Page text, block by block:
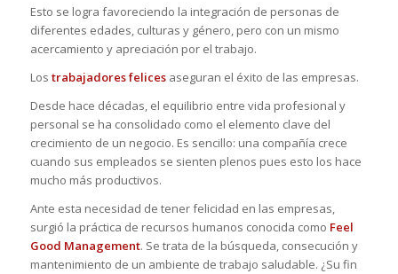
Esto se logra favoreciendo la integración de personas de
diferentes edades, culturas y género, pero con un mismo
acercamiento y apreciación por el trabajo.
Los trabajadores felicesaseguran el éxito de las empresas.
Desde hace décadas, el equilibrio entre vida profesional y
personal se ha consolidado como el elemento clave del
crecimiento de un negocio. Es sencillo: una compañía crece
cuando sus empleados se sienten plenos pues esto los hace
mucho más productivos.
Ante esta necesidad de tener felicidad en las empresas,
surgió la práctica de recursos humanos conocida como Feel
Good Management. Se trata de la búsqueda, consecución y
mantenimiento de un ambiente de trabajo saludable. ¿Su fin